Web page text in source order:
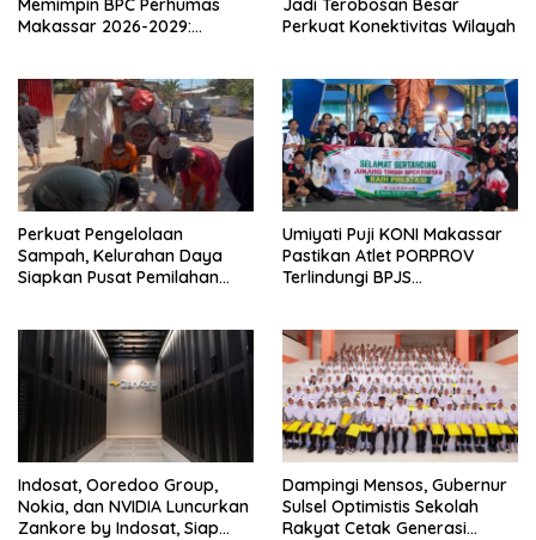
Memimpin BPC Perhumas
Makassar 2026-2029:
Multidimensi
Jadi Terobosan Besar
Perkuat Konektivitas Wilayah
Perkuat Pengelolaan
Sampah, Kelurahan Daya
Siapkan Pusat Pemilahan
Umiyati Puji KONI Makassar
Pastikan Atlet PORPROV
Terlindungi BPJS
Indosat, Ooredoo Group,
Nokia, dan NVIDIA Luncurkan
Zankore by Indosat, Siap
Dampingi Mensos, Gubernur
Sulsel Optimistis Sekolah
Rakyat Cetak Generasi